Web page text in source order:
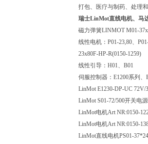
打包、医疗与制药、处理
瑞士LinMot直线电机、马
磁力弹簧LINMOT M01-
线性电机： P01-23,80、
23x80F-HP-R(0150-1259)
线性引导： H01、 B01
伺服控制器： E1200系列、
LinMot E1230-DP-UC 72V/
LinMot S01-72/500开关电源
LinMot电机Art NR:0150-
LinMot电机Art NR:0150-
LinMot直线电机PS01-